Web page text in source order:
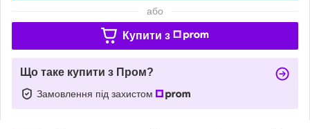
або
Купити з
Що таке купити з Пром?
Замовлення під захистом